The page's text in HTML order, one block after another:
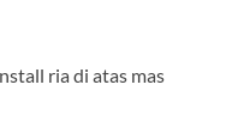
ria di atas mas